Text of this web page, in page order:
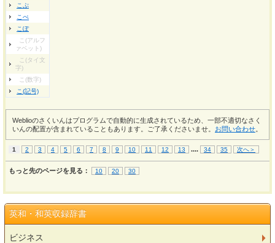
こぷ
こぺ
こぽ
こ(アルフ
ァベット)
こ(タイ文
字)
こ(数字)
こ(記号)
Weblioのさくいんはプログラムで自動的に生成されているため、一部不適切なさく
いんの配置が含まれていることもあります。ご了承くださいませ。 お問い合わせ
1 2 3 4 5 6 7 8 9 10 11 12 13 .... 34 35 次へ＞
もっと先のページを見る： 10 20 30
英和・和英収録辞書
ビジネス